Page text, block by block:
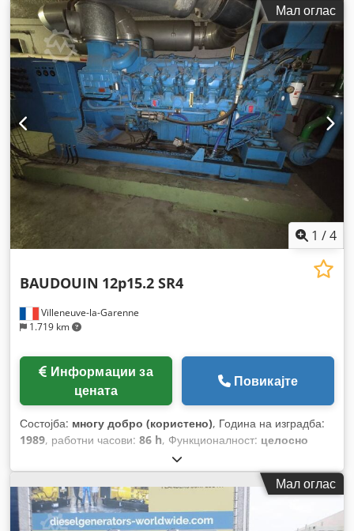
Мал оглас
1 /4
Villeneuve-la-Garenne
1.719 km
BAUDOUIN 12p15.2 SR4
цената
Повикајте
Состојба: многу добро (користено), Година на изградба:
1989, работни часови: 86 h, Функционалност: целосно
, тип на гориво:
воздух,
Мал оглас